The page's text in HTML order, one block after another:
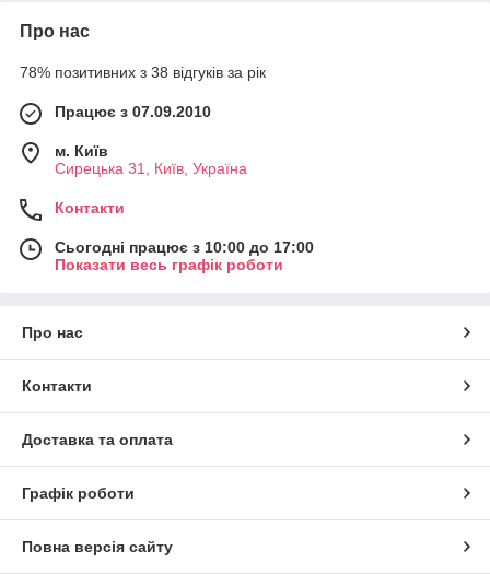
Про нас
78% позитивних з 38 відгуків за рік
Працює з 07.09.2010
м. Київ
Сирецька 31, Київ, Україна
Контакти
Сьогодні працює з 10:00 до 17:00
Показати весь графік роботи
Про нас
Контакти
Доставка та оплата
Графік роботи
Повна версія сайту